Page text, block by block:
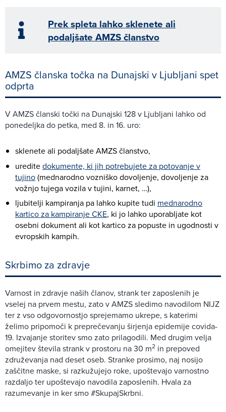
Prek spleta lahko sklenete ali
podaljšate AMZS članstvo
AMZS članska točka na Dunajski v Ljubljani spet
odprta
V AMZS članski točki na Dunajski 128 v Ljubljani lahko od
ponedeljka do petka, med 8. in 16. uro:
sklenete ali podaljšate AMZS članstvo,
ureditedokumente, ki jih potrebujete za potovanje v
tujino(mednarodno vozniško dovoljenje, dovoljenje za
vožnjo tujega vozila v tujini, karnet, …),
ljubitelji kampiranja pa lahko kupite tudi mednarodno
kartico za kampiranje CKE, ki jo lahko uporabljate kot
osebni dokument ali kot kartico za popuste in ugodnosti v
evropskih kampih.
Skrbimo za zdravje
Varnost in zdravje naših članov, strank ter zaposlenih je
vselej na prvem mestu, zato v AMZS sledimo navodilom NIJZ
ter z vso odgovornostjo sprejemamo ukrepe, s katerimi
želimo pripomoči k preprečevanju širjenja epidemije covida-
19. Izvajanje storitev smo zato prilagodili. Med drugim velja
omejitev števila strank v prostoru na 30 m2 in prepoved
združevanja nad deset oseb. Stranke prosimo, naj nosijo
zaščitne maske, si razkužujejo roke, upoštevajo varnostno
razdaljo ter upoštevajo navodila zaposlenih. Hvala za
razumevanje in ker smo #SkupajSkrbni.